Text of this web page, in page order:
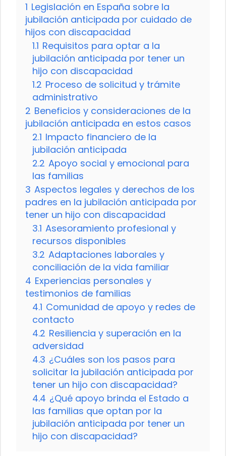
1 Legislación en España sobre la
jubilación anticipada por cuidado de
hijos con discapacidad
1.1 Requisitos para optar a la
jubilación anticipada por tener un
hijo con discapacidad
1.2 Proceso de solicitud y trámite
administrativo
2 Beneficios y consideraciones de la
jubilación anticipada en estos casos
2.1 Impacto financiero de la
jubilación anticipada
2.2 Apoyo social y emocional para
las familias
3 Aspectos legales y derechos de los
padres en la jubilación anticipada por
tener un hijo con discapacidad
3.1 Asesoramiento profesional y
recursos disponibles
3.2 Adaptaciones laborales y
conciliación de la vida familiar
4 Experiencias personales y
testimonios de familias
4.1 Comunidad de apoyo y redes de
contacto
4.2 Resiliencia y superación en la
adversidad
4.3 ¿Cuáles son los pasos para
solicitar la jubilación anticipada por
tener un hijo con discapacidad?
4.4 ¿Qué apoyo brinda el Estado a
las familias que optan por la
jubilación anticipada por tener un
hijo con discapacidad?